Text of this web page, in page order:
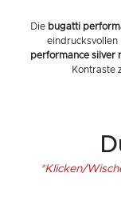
Die bugatti
eindrucksvollen
performance silver
Kontraste
*Klicken/